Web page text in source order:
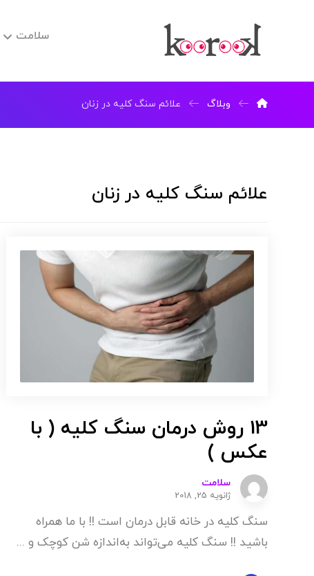
سلامت
وبلاگ علائم سنگ کلیه در زنان
علائم سنگ کلیه در زنان
13 روش درمان سنگ کلیه ( با
عکس )
سلامت
ژانویه 25, 2018
سنگ کلیه در خانه قابل درمان است !! با ما همراه
باشید !! سنگ کلیه می‌تواند به‌اندازه شن کوچک و ...